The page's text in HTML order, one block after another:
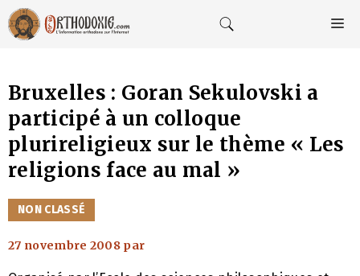
Aller
au
contenu
Bruxelles : Goran Sekulovski a
participé à un colloque
plurireligieux sur le thème « Les
religions face au mal »
CATÉGORIES
NON CLASSÉ
27 novembre 2008 par